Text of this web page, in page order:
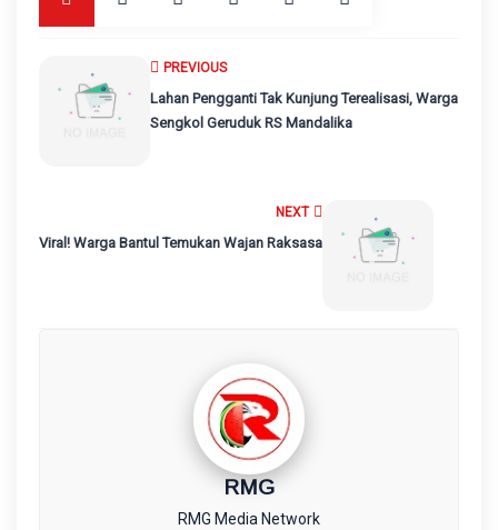
NEXT
Viral! Warga Bantul Temukan Wajan Raksasa
PREVIOUS
Lahan Pengganti Tak Kunjung Terealisasi, Warga
Sengkol Geruduk RS Mandalika
RMG
RMG Media Network